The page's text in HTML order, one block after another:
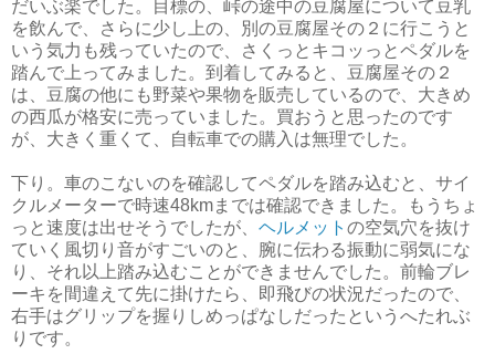
だいぶ楽でした。目標の、峠の途中の豆腐屋について豆乳
を飲んで、さらに少し上の、別の豆腐屋その２に行こうと
いう気力も残っていたので、さくっとキコッっとペダルを
踏んで上ってみました。到着してみると、豆腐屋その２
は、豆腐の他にも野菜や果物を販売しているので、大きめ
の西瓜が格安に売っていました。買おうと思ったのです
が、大きく重くて、自転車での購入は無理でした。
下り。車のこないのを確認してペダルを踏み込むと、サイ
クルメーターで時速48kmまでは確認できました。もうちょ
っと速度は出せそうでしたが、 ヘルメット の空気穴を抜け
ていく風切り音がすごいのと、腕に伝わる振動に弱気にな
り、それ以上踏み込むことができませんでした。前輪ブレ
ーキを間違えて先に掛けたら、即飛びの状況だったので、
右手はグリップを握りしめっぱなしだったというへたれぶ
りです。